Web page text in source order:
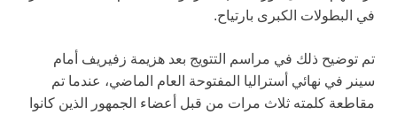
في البطولات الكبرى بارتياح.
تم توضيح ذلك في مراسم التتويج بعد هزيمة زفيريف أمام
سينر في نهائي أستراليا المفتوحة العام الماضي، عندما تم
مقاطعة كلمته ثلاث مرات من قبل أعضاء الجمهور الذين كانوا